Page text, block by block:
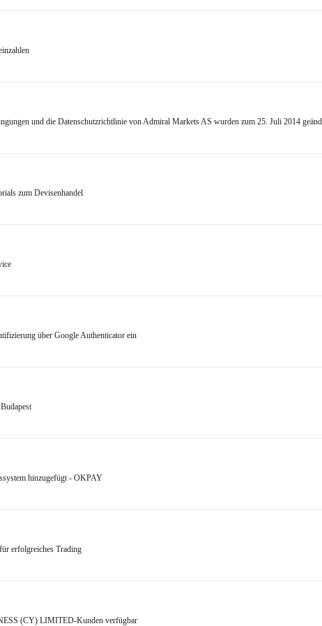
und die Datenschutzrichtlinie von Admiral Markets AS wurden zum 25. Juli 2014
zum Devisenhandel
über Google Authenticator ein
hinzugefügt - OKPAY
erfolgreiches Trading
(CY) LIMITED-Kunden verfügbar